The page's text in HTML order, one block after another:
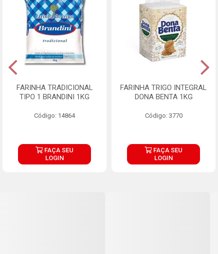
FARINHA TRADICIONAL
TIPO 1 BRANDINI 1KG
Código: 14864
FAÇA SEU
LOGIN
FARINHA TRIGO INTEGRAL
DONA BENTA 1KG
Código: 3770
FAÇA SEU
LOGIN